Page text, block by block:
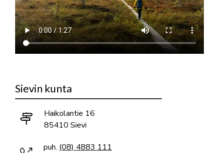
Sievin kunta
Haikolantie 16
85410 Sievi
puh. (08) 4883 111